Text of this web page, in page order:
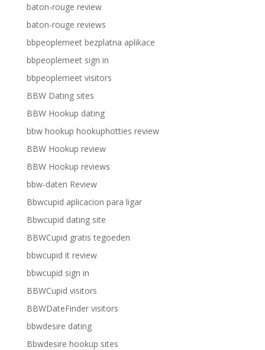
baton-rouge review
baton-rouge reviews
bbpeoplemeet bezplatna aplikace
bbpeoplemeet sign in
bbpeoplemeet visitors
BBW Dating sites
BBW Hookup dating
bbw hookup hookuphotties review
BBW Hookup review
BBW Hookup reviews
bbw-daten Review
Bbwcupid aplicacion para ligar
Bbwcupid dating site
BBWCupid gratis tegoeden
bbwcupid it review
bbwcupid sign in
BBWCupid visitors
BBWDateFinder visitors
bbwdesire dating
Bbwdesire hookup sites